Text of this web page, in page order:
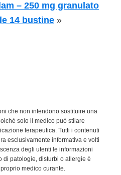
– 250 mg granulato
14 bustine »
che non intendono sostituire una
solo il medico può stilare
terapeutica. Tutti i contenuti
esclusivamente informativa e volti
degli utenti le informazioni
di patologie, disturbi o allergie è
medico curante.